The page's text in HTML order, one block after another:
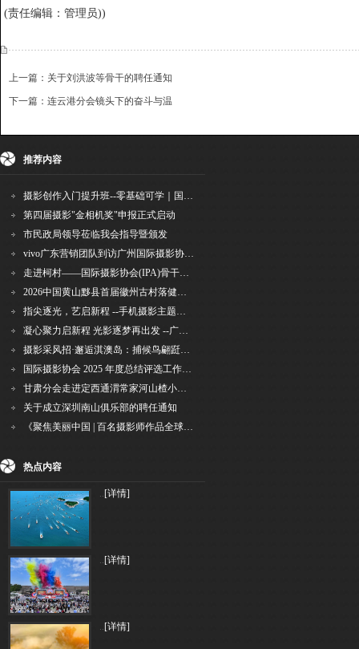
(责任编辑：管理员))
上一篇：关于刘洪波等骨干的聘任通知
下一篇：连云港分会镜头下的奋斗与温
收藏 挑错 推荐 打印
推荐内容
摄影创作入门提升班--零基础可学｜国际评委授课｜手机·相机均可｜AI工具｜摄影比赛指
第四届摄影"金相机奖"申报正式启动
市民政局领导莅临我会指导暨颁发
vivo广东营销团队到访广州国际摄影协会 共商合作事宜
走进柯村——国际摄影协会(IPA)骨干采风安徽行之6
2026中国黄山黟县首届徽州古村落健康跑圆满举行
指尖逐光，艺启新程 --手机摄影主题讲座在市老年干部大学圆满落幕
凝心聚力启新程 光影逐梦再出发 --广州国际摄影协会2026年首次会长秘书长会议召开
摄影采风招·邂逅淇澳岛：捕候鸟翩跹，寻古村烟火，追海上霞光
国际摄影协会 2025 年度总结评选工作的通知
甘肃分会走进定西通渭常家河山楂小镇旅游景区开展"红果满枝迎丰岁·山楂小镇庆佳节"为主
关于成立深圳南山俱乐部的聘任通知
《聚焦美丽中国 | 百名摄影师作品全球巡回展》（晋中）开幕新闻通稿
热点内容
..[详情]
..[详情]
..[详情]